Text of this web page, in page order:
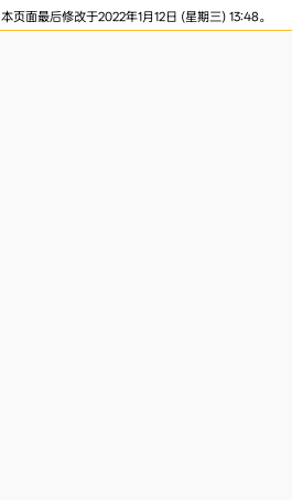
本页面最后修改于2022年1月12日 (星期三) 13:48。